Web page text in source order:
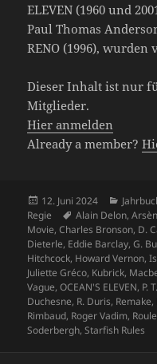
ELEVEN (1960 und
Paul Thomas
RENO (1996), wurden
Dieser Inhalt ist nur
Mitglieder.
Hier anmelden
Already a member?
Veröffentlicht
am
12. Juni 2024
Regie
Schlagwörter
Alain Delon,
Movie,Charles Bronson, D.
Dieterle, Eddie Barclay,G.
Hitchcock, Howard Vernon,
Juliette Gréco, Kubrick,
Vague,OCEAN'S ELEVEN, P.
Duchesne, R. Duris, Remake,
Rimbaud, Roger Vadim,
Soderbergh,Starfish Rules